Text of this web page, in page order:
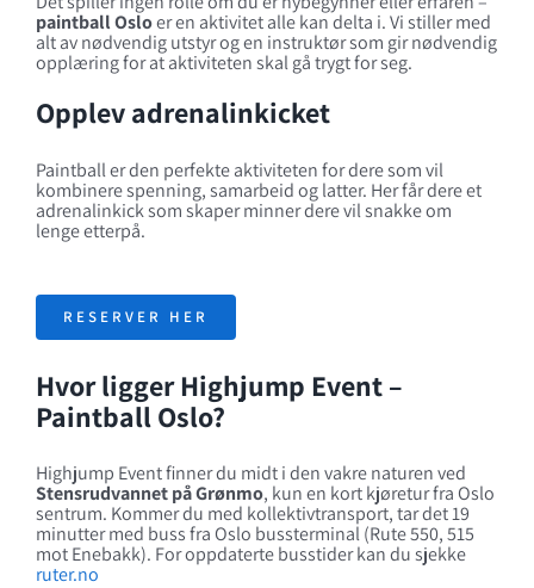
paintball Osloer en aktivitet alle kan delta i. Vi stiller med
alt av nødvendig utstyr og en instruktør som gir nødvendig
opplæring for at aktiviteten skal gå trygt for seg.
Opplev adrenalinkicket
Paintball er den perfekte aktiviteten for dere som vil
kombinere spenning, samarbeid og latter. Her får dere et
adrenalinkick som skaper minner dere vil snakke om
lenge etterpå.
RESERVER HER
Hvor ligger Highjump Event –
Paintball Oslo?
Highjump Event finner du midt i den vakre naturen ved
Stensrudvannet på Grønmo, kun en kort kjøretur fra Oslo
sentrum. Kommer du med kollektivtransport, tar det 19
minutter med buss fra Oslo bussterminal (Rute 550, 515
mot Enebakk). For oppdaterte busstider kan du sjekke
ruter.no